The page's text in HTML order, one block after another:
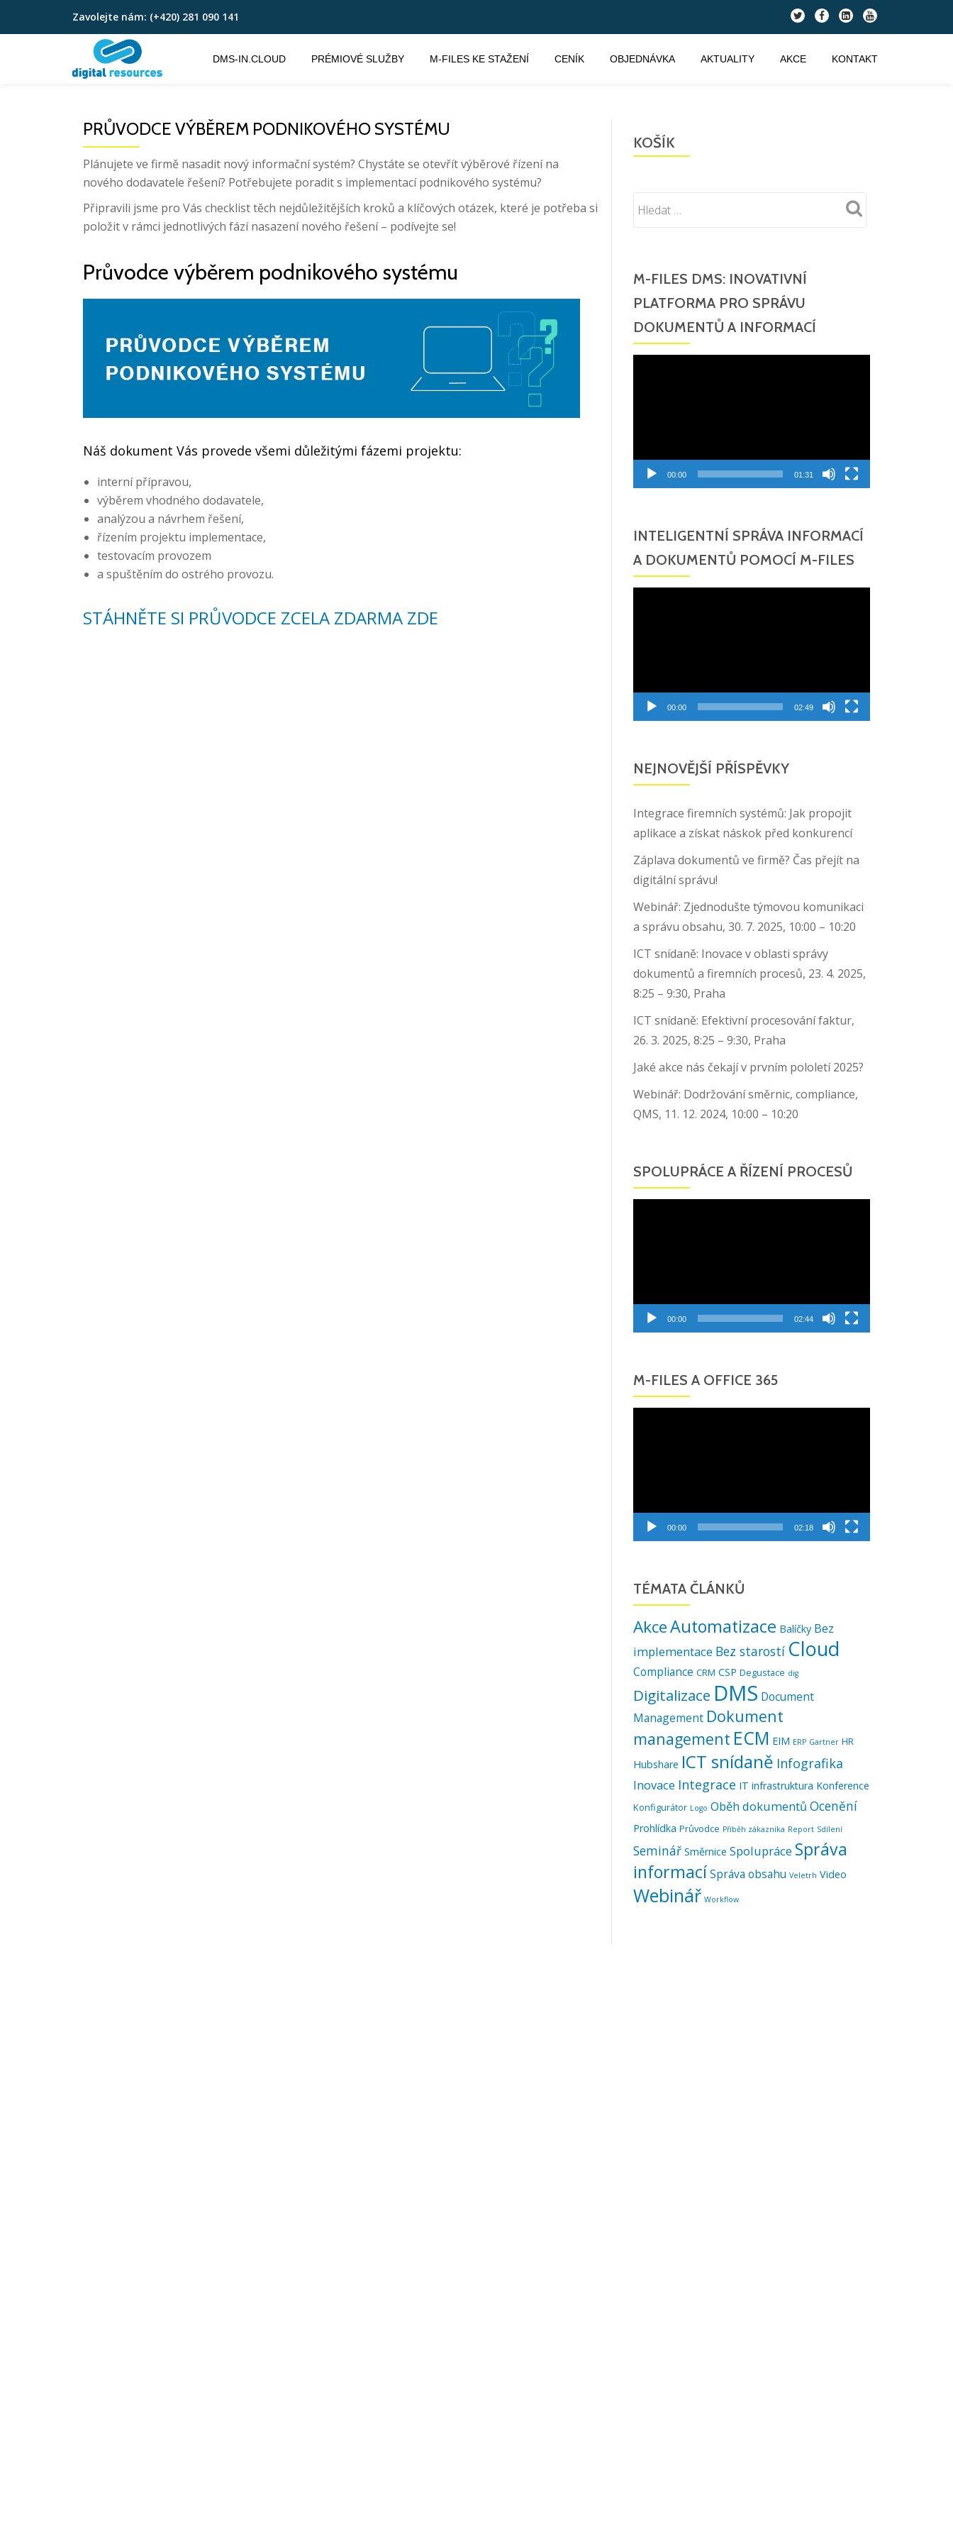
Přeskočit
Zavolejte nám: (+420) 281 090 141
fa-
twitter
fa-
facebook
fa-
linkedin-
square
fa-
youtube
DMS-IN.CLOUD PRÉMIOVÉ SLUŽBY M-FILES KE STAŽENÍ CENÍK OBJEDNÁVKA AKTUALITY AKCE KONTAKT
PRŮVODCE VÝBĚREM PODNIKOVÉHO SYSTÉMU
Plánujete ve firmě nasadit nový informační systém? Chystáte se otevřít výběrové řízení na
nového dodavatele řešení? Potřebujete poradit s implementací podnikového systému?
Připravili jsme pro Vás checklist těch nejdůležitějších kroků a klíčových otázek, které je potřeba si
položit v rámci jednotlivých fází nasazení nového řešení – podívejte se!
Průvodce výběrem podnikového systému
Náš dokument Vás provede všemi důležitými fázemi projektu:
interní přípravou,
výběrem vhodného dodavatele,
analýzou a návrhem řešení,
řízením projektu implementace,
testovacím provozem
a spuštěním do ostrého provozu.
STÁHNĚTE SI PRŮVODCE ZCELA ZDARMA ZDE
KOŠÍK
M-FILES DMS: INOVATIVNÍ
PLATFORMA PRO SPRÁVU
DOKUMENTŮ A INFORMACÍ
00:00 01:31
INTELIGENTNÍ SPRÁVA INFORMACÍ
A DOKUMENTŮ POMOCÍ M-FILES
00:00 02:49
NEJNOVĚJŠÍ PŘÍSPĚVKY
Integrace firemních systémů: Jak propojit
aplikace a získat náskok před konkurencí
Záplava dokumentů ve firmě? Čas přejít na
digitální správu!
Webinář: Zjednodušte týmovou komunikaci
a správu obsahu, 30. 7. 2025, 10:00 – 10:20
ICT snídaně: Inovace v oblasti správy
dokumentů a firemních procesů, 23. 4. 2025,
8:25 – 9:30, Praha
ICT snídaně: Efektivní procesování faktur,
26. 3. 2025, 8:25 – 9:30, Praha
Jaké akce nás čekají v prvním pololetí 2025?
Webinář: Dodržování směrnic, compliance,
QMS, 11. 12. 2024, 10:00 – 10:20
SPOLUPRÁCE A ŘÍZENÍ PROCESŮ
00:00 02:44
M-FILES A OFFICE 365
00:00 02:18
TÉMATA ČLÁNKŮ
AkceAutomatizace Balíčky Bez
implementace Bez starostí Cloud
Compliance CRM CSP Degustace dig
Digitalizace DMS Document
Management Dokument
management ECM EIM ERP Gartner HR
Hubshare ICT snídaně Infografika
Inovace Integrace IT infrastruktura Konference
Konfigurátor Logo Oběh dokumentů Ocenění
Prohlídka Průvodce Příběh zákazníka Report Sdílení
Seminář Směrnice Spolupráce Správa
informacíSpráva obsahu Veletrh Video
Webinář Workflow